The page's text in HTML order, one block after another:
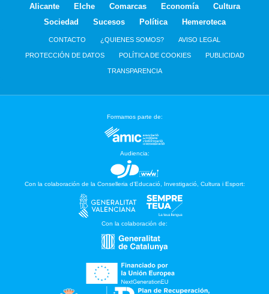
Alicante Elche Comarcas Economía
Cultura
Sociedad
Sucesos Política Hemeroteca
CONTACTO ¿QUIENES SOMOS? AVISO LEGAL
PROTECCIÓN DE DATOS POLÍTICA DE COOKIES PUBLICIDAD
TRANSPARENCIA
Formamos parte de:
Audiencia:
Con la colaboración de la Conselleria d’Educació, Investigació, Cultura i Esport:
Con la colaboración de: